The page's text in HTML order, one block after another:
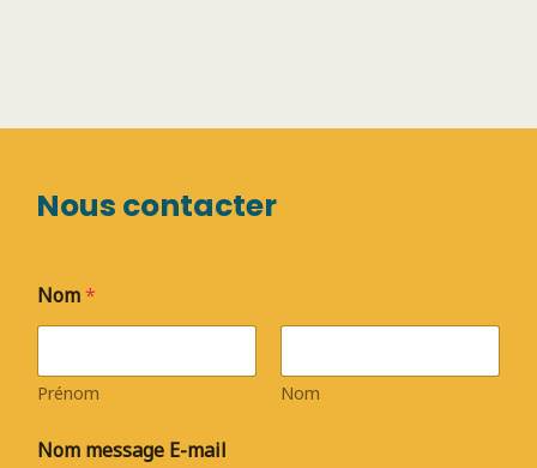
Nous contacter
Nom*
Prénom Nom
Nom message E-mail